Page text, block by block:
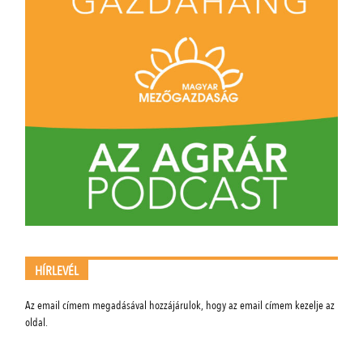
HÍRLEVÉL
Az email címem megadásával hozzájárulok, hogy az email címem kezelje az
oldal.